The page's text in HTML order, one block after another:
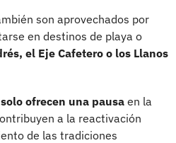
son aprovechados por
en destinos de playa o
el Eje Cafetero o los Llanos
ofrecen una pausa en la
a la reactivación
de las tradiciones